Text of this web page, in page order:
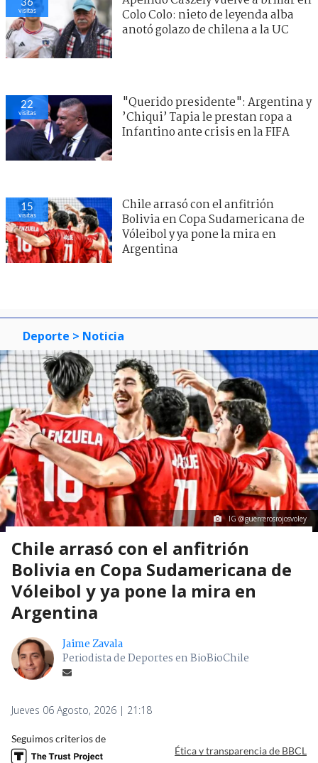
visitas
Colo Colo: nieto de leyenda alba
anotó golazo de chilena a la UC
22
visitas
"Querido presidente": Argentina y
’Chiqui’ Tapia le prestan ropa a
Infantino ante crisis en la FIFA
15
visitas
Chile arrasó con el anfitrión
Bolivia en Copa Sudamericana de
Vóleibol y ya pone la mira en
Argentina
Deporte > Noticia
IG @guerrerosrojosvoley
Chile arrasó con el anfitrión
Bolivia en Copa Sudamericana de
Vóleibol y ya pone la mira en
Argentina
Jaime Zavala
Periodista de Deportes en BioBioChile
Jueves 06 Agosto, 2026 | 21:18
Seguimos criterios de
Ética y transparencia de BBCL